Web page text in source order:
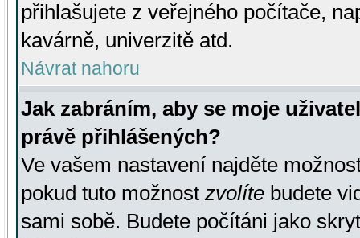
přihlašujete z veřejného počítače,
kavárně, univerzitě atd.
Návrat nahoru
Jak zabráním, aby se moje
právě přihlášených?
Ve vašem nastavení najděte
pokud tuto možnost zvolíte budete
sami sobě. Budete počítáni jako